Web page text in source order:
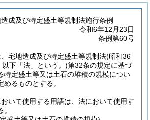
成及び特定盛土等規制法施行条例
令和6年12月23日
条例第60号
宅地造成及び特定盛土等規制法(昭和36
下「法」という。)第32条の規定に基づ
特定盛土等又は土石の堆積の規模につい
るものとする。
いて使用する用語は、法において使用す